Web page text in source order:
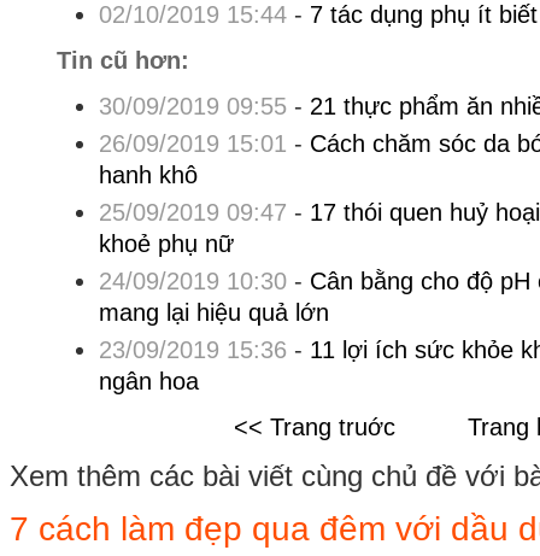
02/10/2019 15:44- 7 tác dụng phụ ít
Tin cũ hơn:
30/09/2019 09:55- 21 thực phẩm ăn
26/09/2019 15:01 - Cách chăm sóc da
hanh khô
25/09/2019 09:47 - 17 thói quen huỷ
khoẻ phụ nữ
24/09/2019 10:30- Cân bằng cho độ
mang lại hiệu quả lớn
23/09/2019 15:36 - 11 lợi ích sức khỏe
ngân hoa
<< Trang truớc
Trang
Xem thêm các bài viết cùng chủ đề với
7 cách làm đẹp qua đêm với dầu